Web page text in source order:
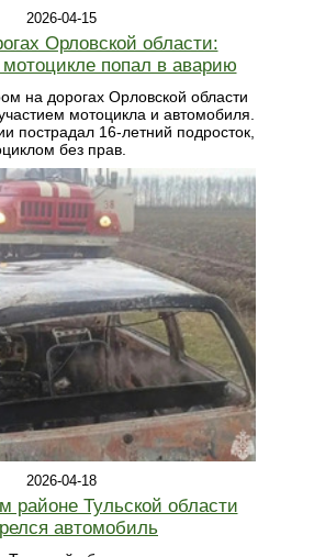
2026-04-15
Орловской области:
мотоцикле попал в аварию
на дорогах Орловской области
мотоцикла и автомобиля.
пострадал 16-летний подросток,
без прав.
2026-04-18
районе Тульской области
автомобиль